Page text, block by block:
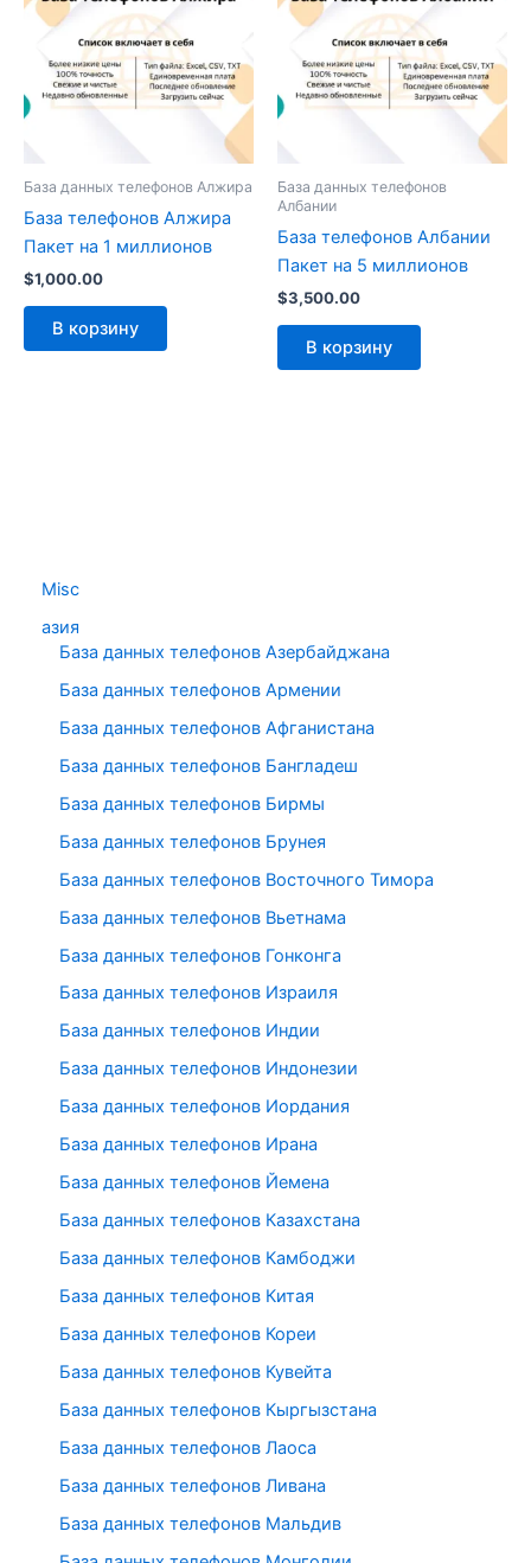
Misc
азия
База данных телефонов Азербайджана
База данных телефонов Армении
База данных телефонов Афганистана
База данных телефонов Бангладеш
База данных телефонов Бирмы
База данных телефонов Брунея
База данных телефонов Восточного Тимора
База данных телефонов Вьетнама
База данных телефонов Гонконга
База данных телефонов Израиля
База данных телефонов Индии
База данных телефонов Индонезии
База данных телефонов Иордания
База данных телефонов Ирана
База данных телефонов Йемена
База данных телефонов Казахстана
База данных телефонов Камбоджи
База данных телефонов Китая
База данных телефонов Кореи
База данных телефонов Кувейта
База данных телефонов Кыргызстана
База данных телефонов Лаоса
База данных телефонов Ливана
База данных телефонов Мальдив
База данных телефонов Алжира
База телефонов Алжира
Пакет на 1 миллионов
$1,000.00
В корзину
База данных телефонов
Албании
База телефонов Албании
Пакет на 5 миллионов
$3,500.00
В корзину